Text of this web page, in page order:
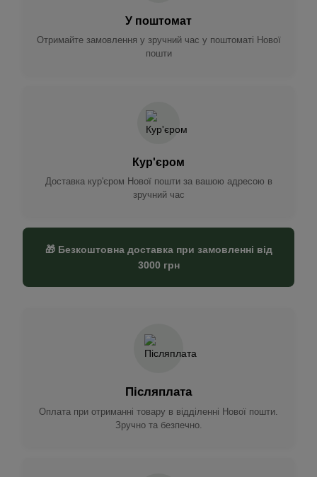
У поштомат
Отримайте замовлення у зручний час у поштоматі Нової
пошти
Кур'єром
Доставка кур'єром Нової пошти за вашою адресою в
зручний час
🎁 Безкоштовна доставка при замовленні від
3000 грн
Післяплата
Оплата при отриманні товару в відділенні Нової пошти.
Зручно та безпечно.